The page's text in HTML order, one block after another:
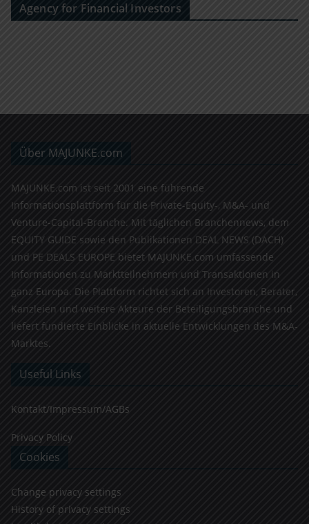
Agency for Financial Investors
Über MAJUNKE.com
MAJUNKE.com ist seit 2001 eine führende
Informationsplattform für die Private-Equity-, M&A- und
Venture-Capital-Branche. Mit täglichen Branchennews, dem
EQUITY GUIDE sowie den Publikationen DEAL NEWS (DACH)
und PE DEALS EUROPE bietet MAJUNKE.com umfassende
Informationen zu Marktteilnehmern und Transaktionen in
ganz Europa. Die Plattform richtet sich an Investoren, Berater,
Kanzleien und weitere Akteure der Beteiligungsbranche und
liefert fundierte Einblicke in aktuelle Entwicklungen des M&A-
Marktes.
Useful Links
Kontakt/Impressum/AGBs
Privacy Policy
Cookies
Change privacy settings
History of privacy settings